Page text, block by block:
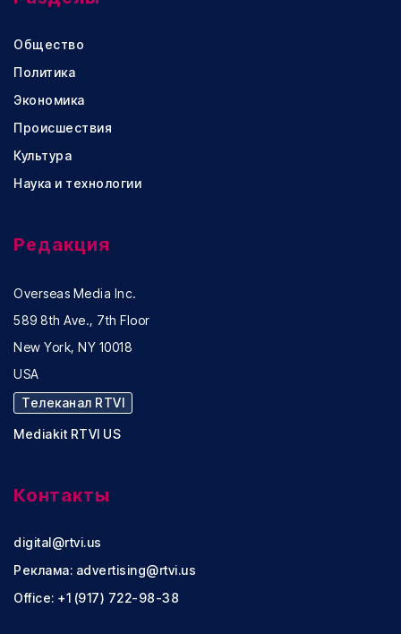
Общество
Политика
Экономика
Происшествия
Культура
Наука и технологии
Редакция
Overseas Media Inc.
589 8th Ave., 7th Floor
New York, NY 10018
USA
Телеканал RTVI
Mediakit RTVI US
Контакты
digital@rtvi.us
Реклама: advertising@rtvi.us
Office: +1 (917) 722-98-38